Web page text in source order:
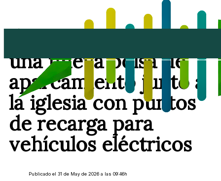
una nueva bolsa de
aparcamiento junto a
la iglesia con puntos
de recarga para
vehículos eléctricos
Publicado el 31 de May de 2026 a las 09:46h